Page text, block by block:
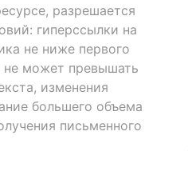
разрешается
гиперссылки на
не ниже первого
не может превышать
изменения
большего объема
письменного